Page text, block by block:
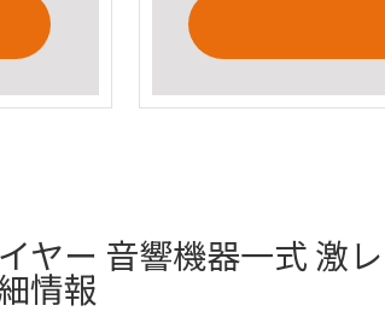
ヤー 音響機器一式 激
情報